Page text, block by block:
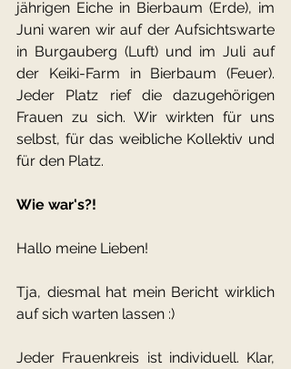
jährigen Eiche in Bierbaum (Erde), im
Juni waren wir auf der Aufsichtswarte
in Burgauberg (Luft) und im Juli auf
der Keiki-Farm in Bierbaum (Feuer).
Jeder Platz rief die dazugehörigen
Frauen zu sich. Wir wirkten für uns
selbst, für das weibliche Kollektiv und
für den Platz.
Wie war's?!
Hallo meine Lieben!
Tja, diesmal hat mein Bericht wirklich
auf sich warten lassen :)
Jeder Frauenkreis ist individuell. Klar,